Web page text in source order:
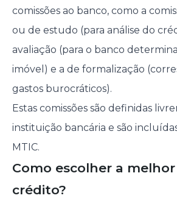
comissões ao banco, como a
ou de estudo (para análise do
avaliação (para o banco
imóvel) e a de formalização
gastos burocráticos).
Estas comissões são definidas
instituição bancária e são
MTIC.
Como escolher a
crédito?